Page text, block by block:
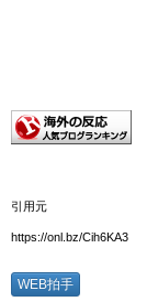
引用元
https://onl.bz/Cih6KA3
WEB拍手